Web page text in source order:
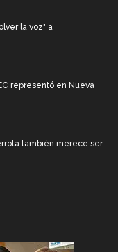
la voz" a
representó en Nueva
también merece ser